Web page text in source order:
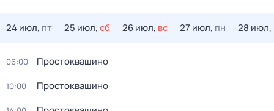
24 июл, пт 25 июл,сб 26 июл, вс 27 июл, пн 28 июл,
06:00 Простоквашино
10:00 Простоквашино